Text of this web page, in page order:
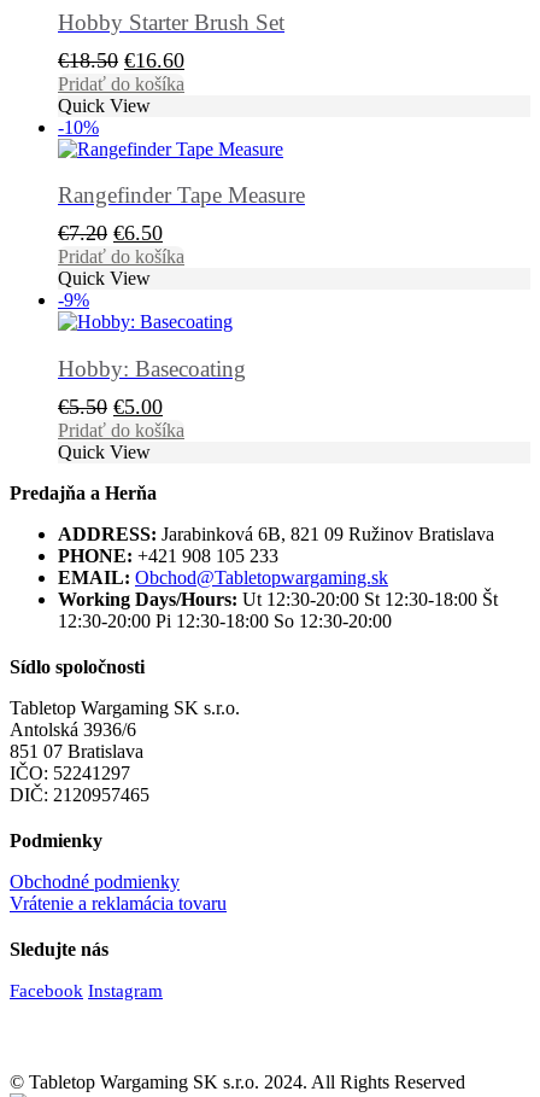
Hobby Starter Brush Set
€18.50 Pôvodná
cena
bola:
€16.60Aktuálna
cena
Pridať do košíka
Quick View
-10%
Rangefinder Tape Measure
€7.20 Pôvodná
cena
bola:
€6.50Aktuálna
cena
Pridať do košíka
Quick View
-9%
Hobby: Basecoating
€5.50 Pôvodná
cena
bola:
€5.50.
€5.00Aktuálna
cena
Pridať do košíka
Quick View
Predajňa a Herňa
ADDRESS: Jarabinková 6B, 821 09 Ružinov Bratislava
PHONE: +421 908 105 233
EMAIL: Obchod@Tabletopwargaming.sk
Working Days/Hours: Ut 12:30-20:00 St 12:30-18:00 Št
12:30-20:00 Pi 12:30-18:00 So 12:30-20:00
Sídlo spoločnosti
Tabletop Wargaming SK s.r.o.
Antolská 3936/6
851 07 Bratislava
IČO: 52241297
DIČ: 2120957465
Podmienky
Obchodné podmienky
Vrátenie a reklamácia tovaru
Sledujte nás
Facebook Instagram
© Tabletop Wargaming SK s.r.o. 2024. All Rights Reserved